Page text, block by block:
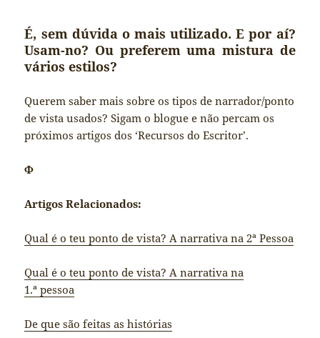
É, sem dúvida o mais utilizado. E por aí?
Usam-no? Ou preferem uma mistura de
vários estilos?
Querem saber mais sobre os tipos de narrador/ponto
de vista usados? Sigam o blogue e não percam os
próximos artigos dos ‘Recursos do Escritor’.
Φ
Artigos Relacionados:
Qual é o teu ponto de vista? A narrativa na 2ª Pessoa
Qual é o teu ponto de vista? A narrativa na
1.ª pessoa
De que são feitas as histórias